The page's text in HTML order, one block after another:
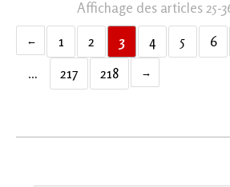
Affichage des articles 25-
1
2 3 4 5 6
…
217 218